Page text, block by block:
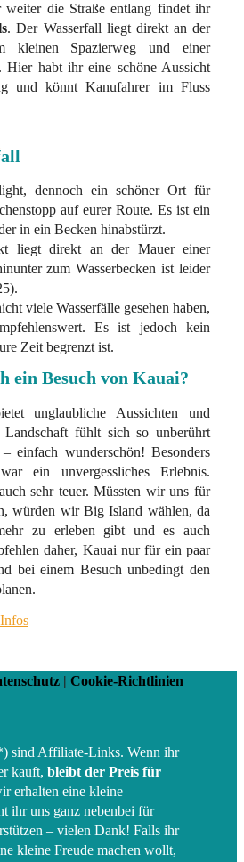
die Straße entlang findet ihr
. Der Wasserfall liegt direkt an der
kleinen Spazierweg und einer
Hier habt ihr eine schöne Aussicht
und könnt Kanufahrer im Fluss
dennoch ein schöner Ort für
auf eurer Route. Es ist ein
in ein Becken hinabstürzt.
liegt direkt an der Mauer einer
zum Wasserbecken ist leider
viele Wasserfälle gesehen haben,
Es ist jedoch kein
Zeit begrenzt ist.
ein Besuch von Kauai?
unglaubliche Aussichten und
Landschaft fühlt sich so unberührt
einfach wunderschön! Besonders
ein unvergessliches Erlebnis.
sehr teuer. Müssten wir uns für
würden wir Big Island wählen, da
zu erleben gibt und es auch
daher, Kauai nur für ein paar
bei einem Besuch unbedingt den
| Cookie-Richtlinien
sind Affiliate-Links. Wenn ihr
kauft, bleibt der Preis für
erhalten eine kleine
ihr uns ganz nebenbei für
– vielen Dank! Falls ihr
kleine Freude machen wollt,